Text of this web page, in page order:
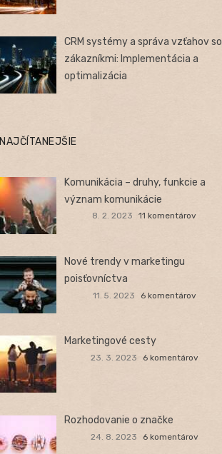
CRM systémy a správa vzťahov so
zákazníkmi: Implementácia a
optimalizácia
NAJČÍTANEJŠIE
Komunikácia – druhy, funkcie a
význam komunikácie
8. 2. 2023 11 komentárov
Nové trendy v marketingu
poisťovníctva
11. 5. 2023 6 komentárov
Marketingové cesty
23. 3. 2023 6 komentárov
Rozhodovanie o značke
24. 8. 2023 6 komentárov